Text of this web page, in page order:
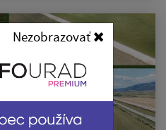
Nezobrazovať